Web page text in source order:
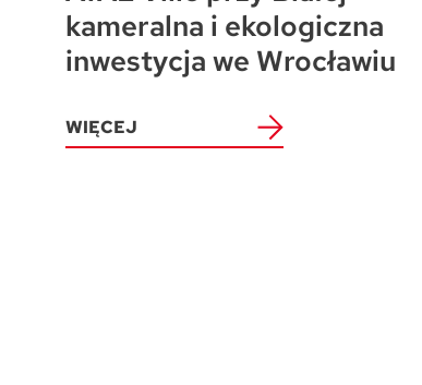
kameralna i ekologiczna
inwestycja we Wrocławiu
WIĘCEJ